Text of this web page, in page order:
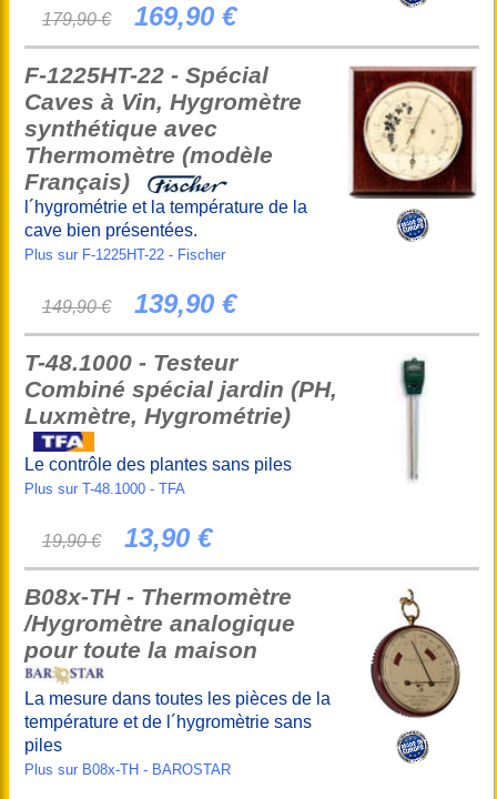
179,90 € 169,90 €
F-1225HT-22 - Spécial
Caves à Vin, Hygromètre
synthétique avec
Thermomètre (modèle
Français)
l´hygrométrie et la température de la
cave bien présentées.
Plus sur F-1225HT-22 - Fischer
149,90 € 139,90 €
T-48.1000 - Testeur
Combiné spécial jardin (PH,
Luxmètre, Hygrométrie)
Le contrôle des plantes sans piles
Plus sur T-48.1000 - TFA
19,90 € 13,90 €
B08x-TH - Thermomètre
/Hygromètre analogique
pour toute la maison
La mesure dans toutes les pièces de la
température et de l´hygromètrie sans
piles
Plus sur B08x-TH - BAROSTAR